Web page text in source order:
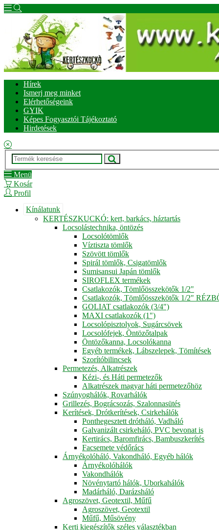
Hírek
Ismerj meg minket
Elérhetőségeink
GYIK
Képes Fogyasztói Tájékoztató
Hirdetések
Menü
Kosár
Profil
Kínálatunk
KERTÉSZKUCKÓ: kert, barkács, háztartás
Locsolástechnika, öntözés
Locsolótömlők
Víztiszta tömlők
Szövött tömlők
Spirál tömlők, Csigatömlők
Sumisansui Japán tömlők
SIROFLEX termékek
Csatlakozók, Tömlőösszekötők 1/2"
Csatlakozók, Tömlőösszekötők 1/2"
GOLIAT csatlakozók (3/4")
MAXI csatlakozók (1")
Locsolópisztolyok, Sugárcsövek
Locsolófejek, Öntözőtalpak
Öntözőkanna, Locsolókanna
Egyéb termékek, Lábszelepek, Tömítések
Szorítóbilincsek
Permetezés, Alkatrészek
Kézi-, és Háti permetezők
Alkatrészek magyar háti permetezőhöz
Szúnyoghálók, Rovarhálók
Grillezés, Bográcsozás, Szalonnasütés
Kerítések, Drótkerítések, Csirkehálók
Ponthegesztett drótháló, Vadháló
Galvanizált csirkeháló, PVC bevonat is
Kertirács, Baromfirács, Bambuszkerítés
Facsemete védőrács
Árnyékolóháló, Vakondháló, Egyéb hálók
Árnyékolóhálók
Vakondhálók
Növénytartó hálók, Uborkahálók
Madárháló, Darázsháló
Agroszövet, Geotextil, Műfű
Agroszövet, Geotextil
Műfű, Műsövény
Kerti kiegészítők széles választékban